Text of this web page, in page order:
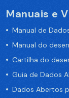
Manuais e
Manual de
Manual do
Cartilha do
Guia de Dados
Dados Abertos